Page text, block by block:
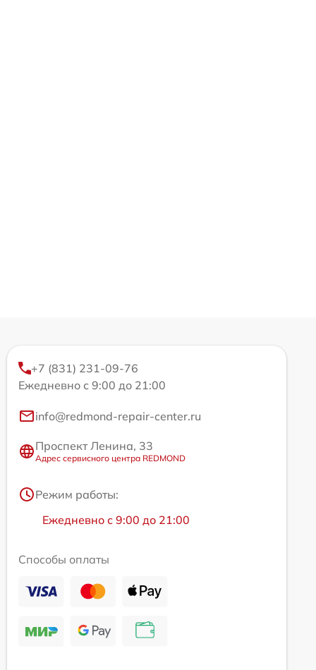
+7 (831) 231-09-76
Ежедневно с 9:00 до 21:00
info@redmond-repair-center.ru
Проспект Ленина, 33
Адрес сервисного центра REDMOND
Режим работы:
Ежедневно с 9:00 до 21:00
Способы оплаты